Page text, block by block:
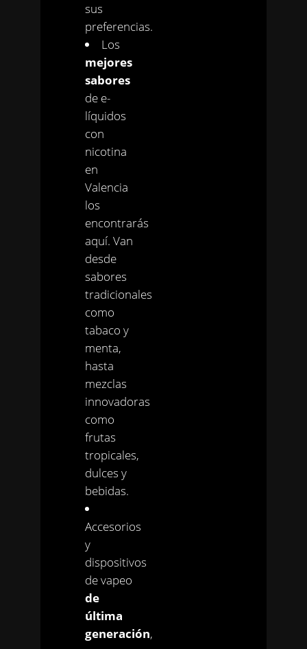
sus
preferencias.
Los
mejores
sabores
de e-
líquidos
con
nicotina
en
Valencia
los
encontrarás
aquí. Van
desde
sabores
tradicionales
como
tabaco y
menta,
hasta
mezclas
innovadoras
como
frutas
tropicales,
dulces y
bebidas.
Accesorios
y
dispositivos
de vapeo
de
última
generación,